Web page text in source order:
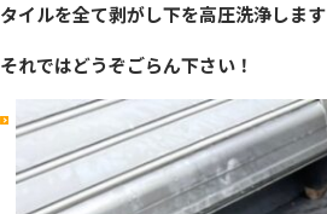
タイルを全て剥がし下を高圧洗浄します
それではどうぞごらん下さい！